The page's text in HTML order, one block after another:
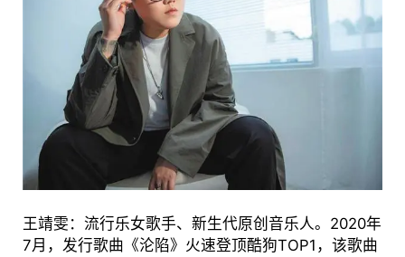
王靖雯：流行乐女歌手、新生代原创音乐人。2020年
7月，发行歌曲《沦陷》火速登顶酷狗TOP1，该歌曲